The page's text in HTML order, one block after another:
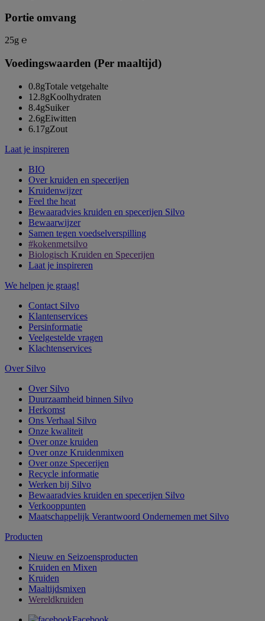
Portie omvang
25g ℮
Voedingswaarden (Per maaltijd)
0.8gTotale vetgehalte
12.8gKoolhydraten
8.4gSuiker
2.6gEiwitten
6.17gZout
Laat je inspireren
BIO
Over kruiden en specerijen
Kruidenwijzer
Feel the heat
Bewaaradvies kruiden en specerijen Silvo
Bewaarwijzer
Samen tegen voedselverspilling
#kokenmetsilvo
Biologisch Kruiden en Specerijen
Laat je inspireren
We helpen je graag!
Contact Silvo
Klantenservices
Persinformatie
Veelgestelde vragen
Klachtenservices
Over Silvo
Over Silvo
Duurzaamheid binnen Silvo
Herkomst
Ons Verhaal Silvo
Onze kwaliteit
Over onze kruiden
Over onze Kruidenmixen
Over onze Specerijen
Recycle informatie
Werken bij Silvo
Bewaaradvies kruiden en specerijen Silvo
Verkooppunten
Maatschappelijk Verantwoord Ondernemen met Silvo
Producten
Nieuw en Seizoensproducten
Kruiden en Mixen
Kruiden
Maaltijdsmixen
Wereldkruiden